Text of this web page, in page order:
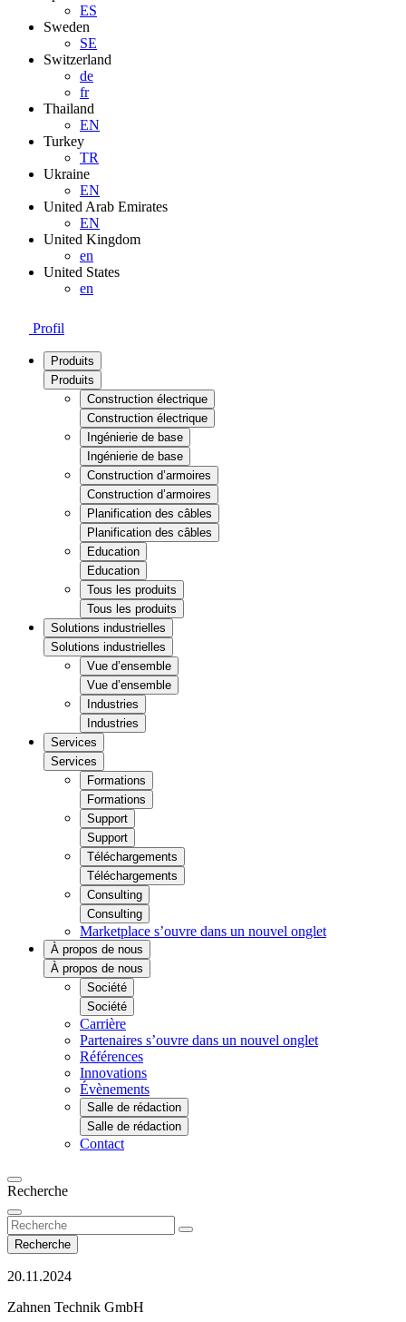
ES
Sweden
SE
Switzerland
de
fr
Thailand
EN
Turkey
TR
Ukraine
EN
United Arab Emirates
EN
United Kingdom
en
United States
en
Profil
Produits
Produits
Construction électrique
Construction électrique
Ingénierie de base
Ingénierie de base
Construction d’armoires
Construction d’armoires
Planification des câbles
Planification des câbles
Education
Education
Tous les produits
Tous les produits
Solutions industrielles
Solutions industrielles
Vue d’ensemble
Vue d’ensemble
Industries
Industries
Services
Services
Formations
Formations
Support
Support
Téléchargements
Téléchargements
Consulting
Consulting
Marketplace s’ouvre dans un nouvel onglet
À propos de nous
À propos de nous
Société
Société
Carrière
Partenaires s’ouvre dans un nouvel onglet
Références
Innovations
Évènements
Salle de rédaction
Salle de rédaction
Contact
Recherche
Recherche
20.11.2024
Zahnen Technik GmbH